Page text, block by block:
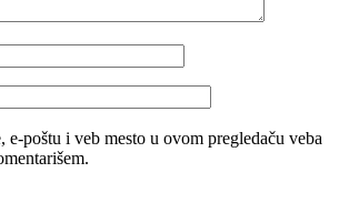
e-poštu i veb mesto u ovom pregledaču veba